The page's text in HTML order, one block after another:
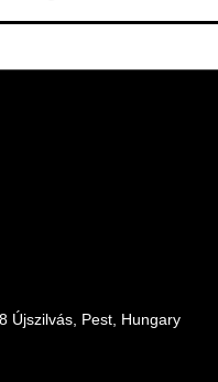
Újszilvás, Pest, Hungary